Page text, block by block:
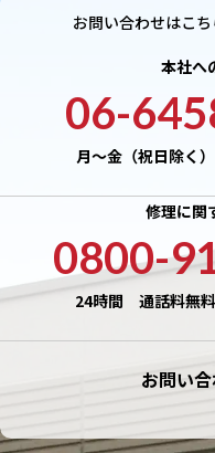
お問い合わせはこち
本社へ
06-
月〜金（祝日除く
修理に関
0800-
24時間 通話料無
お問い